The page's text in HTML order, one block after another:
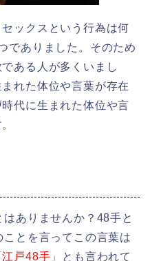
ックスという行為は何
でありました。そのため
ある人が多くいまし
れた体位や言葉が存在
代に生まれた体位や言
ありませんか？48手と
とを言ってこの言葉は
江戸48手 」とも言われて